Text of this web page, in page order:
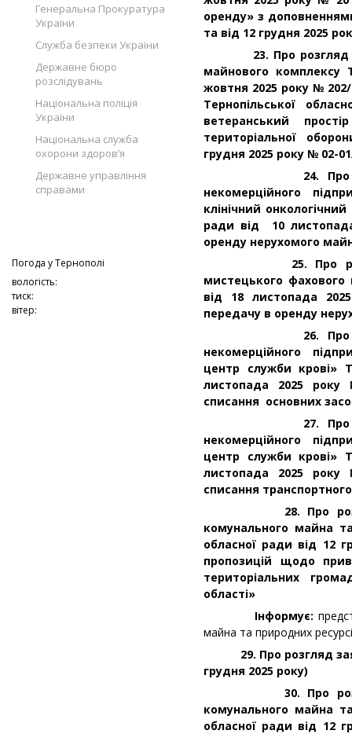
Генеральна Прокуратура
України
Служба безпеки України
Державне бюро
розслідувань
Національна поліція
України
Національна служба
охорони здоров’я
Державне управління
справами
Погода уТернополі
вологість:
тиск:
вітер:
оренду» з
та від 12 грудня 2025
23. Про розгляд
майнового комплексу
жовтня 2025 року №
Тернопільської
ветеранський
територіальної
грудня 2025 року № 02-
24. Про
некомерційного
клінічний
ради від 10
оренду нерухомого
25. Про розгляд
мистецького фахового
від 18 листопада
передачу в оренду
26. Про
некомерційного
центр служби крові»
листопада 2025
списання основних
27. Про
некомерційного
центр служби крові»
листопада 2025
списання
28. Про розгляд
комунального майна
обласної ради від 12
пропозицій щодо
територіальних
області»
Інформує:
майна та природних
29. Про розгляд
грудня 2025 року)
30. Про розгляд
комунального майна
обласної ради від 12